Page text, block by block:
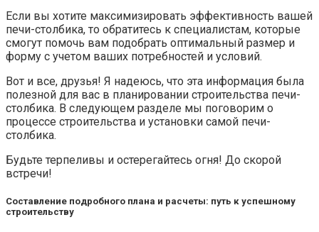
Если вы хотите максимизировать эффективность вашей
печи-столбика, то обратитесь к специалистам, которые
смогут помочь вам подобрать оптимальный размер и
форму с учетом ваших потребностей и условий.
Вот и все, друзья! Я надеюсь, что эта информация была
полезной для вас в планировании строительства печи-
столбика. В следующем разделе мы поговорим о
процессе строительства и установки самой печи-
столбика.
Будьте терпеливы и остерегайтесь огня! До скорой
встречи!
Составление подробного плана и расчеты: путь к успешному
строительству